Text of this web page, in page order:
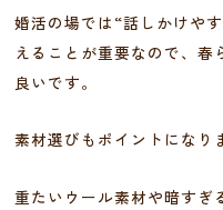
婚活の場では“話しかけや
えることが重要なので、
良いです。
素材選びもポイントになり
重たいウール素材や暗すぎ